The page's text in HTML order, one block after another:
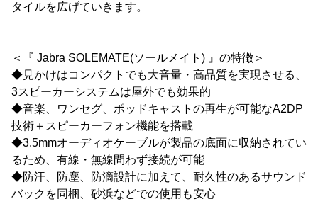
タイルを広げていきます。
＜『 Jabra SOLEMATE(ソールメイト) 』の特徴＞
◆見かけはコンパクトでも大音量・高品質を実現させる、
3スピーカーシステムは屋外でも効果的
◆音楽、ワンセグ、ポッドキャストの再生が可能なA2DP
技術＋スピーカーフォン機能を搭載
◆3.5mmオーディオケーブルが製品の底面に収納されてい
るため、有線・無線問わず接続が可能
◆防汗、防塵、防滴設計に加えて、耐久性のあるサウンド
バックを同梱、砂浜などでの使用も安心